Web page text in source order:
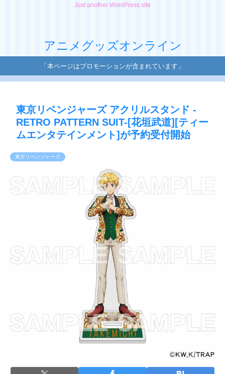
Just another WordPress site
アニメグッズオンライン
「本ページはプロモーションが含まれています」
東京リベンジャーズ アクリルスタンド -
RETRO PATTERN SUIT-[花垣武道][ティー
ムエンタテインメント]が予約受付開始
東京リベンジャーズ